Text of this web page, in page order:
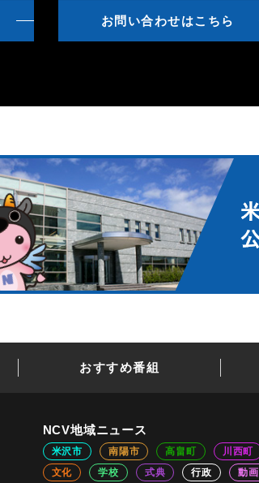
お問い合わせはこちら
おすすめ番組
NCV地域ニュース
米沢市 南陽市 高畠町 川西町
文化
学校 式典 行政 動画